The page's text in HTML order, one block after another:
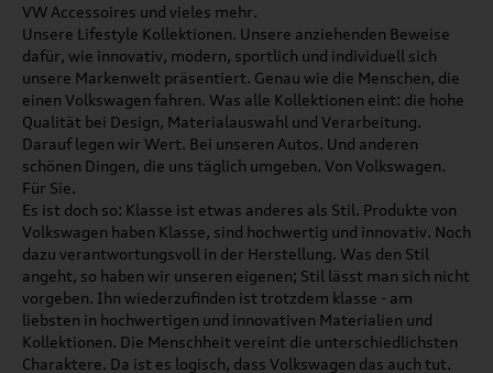
VW Accessoires und vieles mehr.
Unsere Lifestyle Kollektionen. Unsere anziehenden Beweise
dafür, wie innovativ, modern, sportlich und individuell sich
unsere Markenwelt präsentiert. Genau wie die Menschen, die
einen Volkswagen fahren. Was alle Kollektionen eint: die hohe
Qualität bei Design, Materialauswahl und Verarbeitung.
Darauf legen wir Wert. Bei unseren Autos. Und anderen
schönen Dingen, die uns täglich umgeben. Von Volkswagen.
Für Sie.
Es ist doch so: Klasse ist etwas anderes als Stil. Produkte von
Volkswagen haben Klasse, sind hochwertig und innovativ. Noch
dazu verantwortungsvoll in der Herstellung. Was den Stil
angeht, so haben wir unseren eigenen; Stil lässt man sich nicht
vorgeben. Ihn wiederzufinden ist trotzdem klasse - am
liebsten in hochwertigen und innovativen Materialien und
Kollektionen. Die Menschheit vereint die unterschiedlichsten
Charaktere. Da ist es logisch, dass Volkswagen das auch tut.